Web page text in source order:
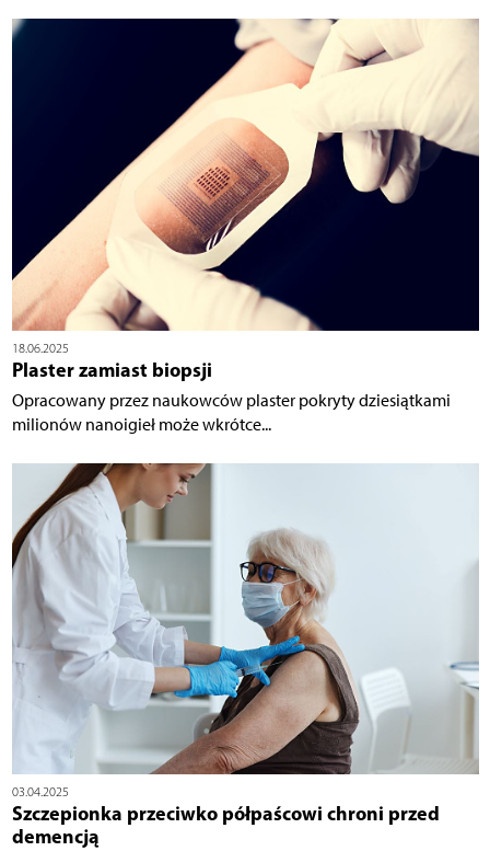
18.06.2025
Plaster zamiast biopsji
Opracowany przez naukowców plaster pokryty dziesiątkami
milionów nanoigieł może wkrótce...
03.04.2025
Szczepionka przeciwko półpaścowi chroni przed
demencją